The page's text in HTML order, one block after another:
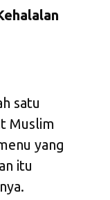
satu
Muslim
yang
itu